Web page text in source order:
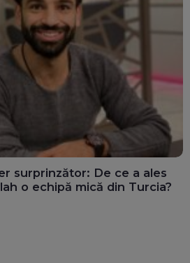
surprinzător: De ce a ales
o echipă mică din Turcia?